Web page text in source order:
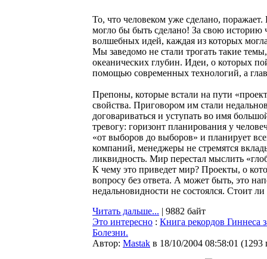
То, что человеком уже сделано,
могло бы быть сделано! За свою историю
волшебных идей, каждая из которых
Мы заведомо не стали трогать такие
океанических глубин. Идеи, о которых
помощью современных технологий, а
Препоны, которые встали на пути
свойства. Приговором им стали
договариваться и уступать во имя
тревогу: горизонт планирования у
«от выборов до выборов» и планирует
компаний, менеджеры не стремятся
ликвидность. Мир перестал мыслить
К чему это приведет мир? Проекты, о
вопросу без ответа. А может быть, это
недальновидности не состоялся. Стоит
Читать дальше... | 9882 байт
Это интересно : Книга рекордов Гиннеса
Болезни.
Автор: Мastak в 18/10/2004 08:58:01 (1293